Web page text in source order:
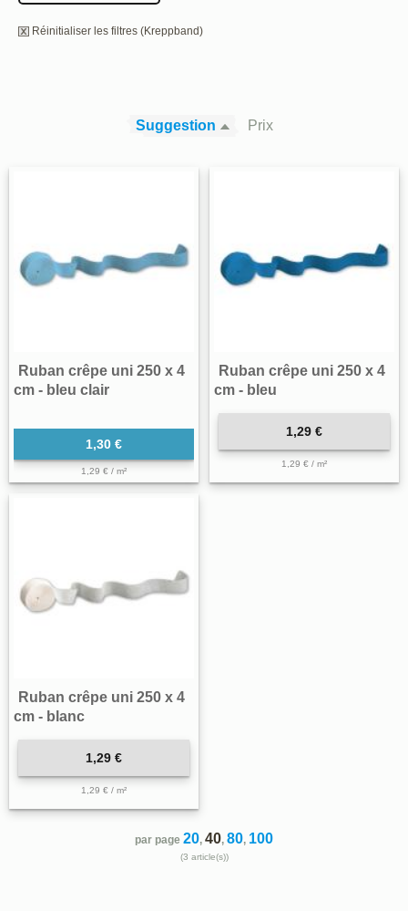
Réinitialiser les filtres (Kreppband)
Suggestion Prix
Ruban crêpe uni 250 x 4
cm - bleu clair
1,30 €
1,29 € / m²
Ruban crêpe uni 250 x 4
cm - bleu
1,29 €
1,29 € / m²
Ruban crêpe uni 250 x 4
cm - blanc
1,29 €
1,29 € / m²
par page 20, 40, 80, 100
(3 article(s))